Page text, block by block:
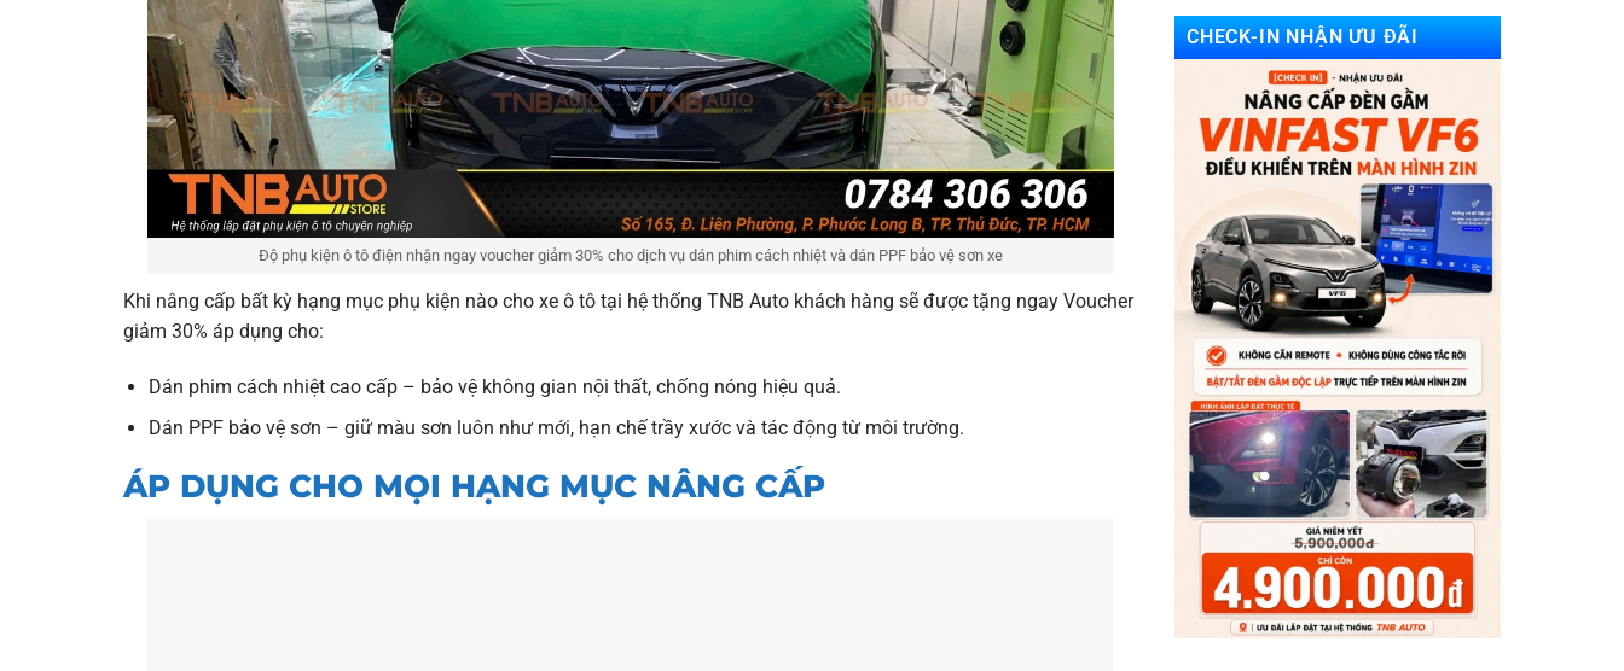
Độ phụ kiện ô tô điện nhận ngay voucher giảm 30% cho dịch vụ dán phim cách nhiệt và dán PPF bảo vệ sơn xe
Khi nâng cấp bất kỳ hạng mục phụ kiện nào cho xe ô tô tại hệ thống TNB Auto khách hàng sẽ được tặng ngay Voucher
giảm 30% áp dụng cho:
Dán phim cách nhiệt cao cấp – bảo vệ không gian nội thất, chống nóng hiệu quả.
Dán PPF bảo vệ sơn – giữ màu sơn luôn như mới, hạn chế trầy xước và tác động từ môi trường.
ÁP DỤNG CHO MỌI HẠNG MỤC NÂNG CẤP
CHECK-IN NHẬN ƯU ĐÃI